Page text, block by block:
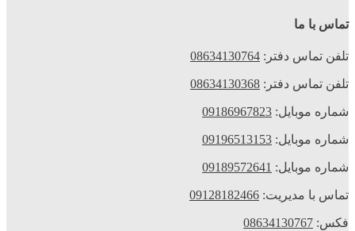
تماس با ما
تلفن تماس دفتر: 08634130764
تلفن تماس دفتر: 08634130368
شماره موبایل: 09186967823
شماره موبایل: 09196513153
شماره موبایل: 09189572641
تماس با مدیریت: 09128182466
فکس: 08634130767